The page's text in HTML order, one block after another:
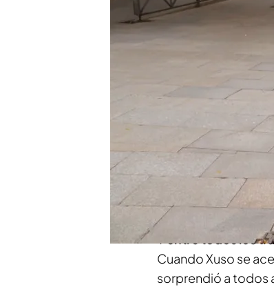
concurso y se
En ‘Lo sabe, no lo
Alcorcón dejó a
el juego por 600
encontrar a alguien
significan las siglas
entre todos los
Cuando Xuso se
sorprendió a todos